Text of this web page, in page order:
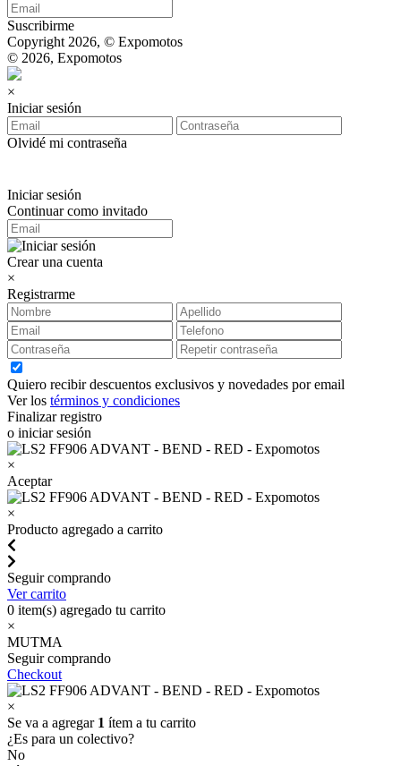
Suscribirme
Copyright 2026, © Expomotos
© 2026, Expomotos
×
Iniciar sesión
Olvidé mi contraseña
Iniciar sesión
Continuar como invitado
Crear una cuenta
×
Registrarme
Quiero recibir descuentos exclusivos y novedades por email
Ver los términos y condiciones
Finalizar registro
o iniciar sesión
×
Aceptar
×
Producto agregado a carrito
Seguir comprando
Ver carrito
0 item(s) agregado tu carrito
×
MUTMA
Seguir comprando
Checkout
×
Se va a agregar 1 ítem a tu carrito
¿Es para un colectivo?
No